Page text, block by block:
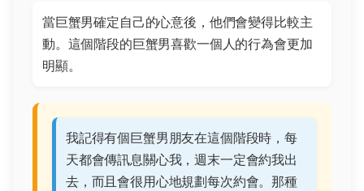
當巨蟹男確定自己的心意後，他們會變得比較主
動。這個階段的巨蟹男喜歡一個人的行為會更加
明顯。
我記得有個巨蟹男朋友在這個階段時，每
天都會傳訊息關心我，週末一定會約我出
去，而且會很用心地規劃每次約會。那種